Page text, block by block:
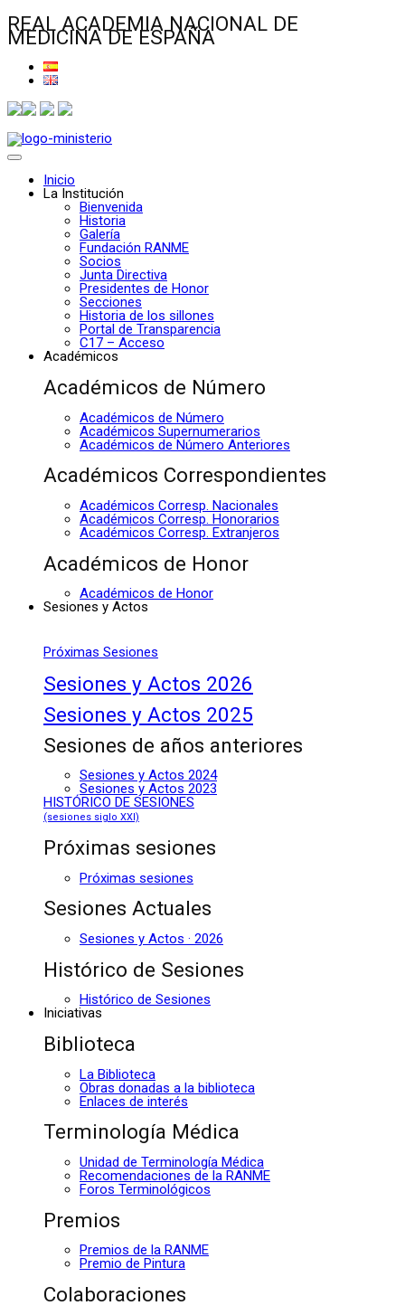
REAL ACADEMIA NACIONAL DE
MEDICINA DE ESPAÑA
Inicio
La Institución
Bienvenida
Historia
Galería
Fundación RANME
Socios
Junta Directiva
Presidentes de Honor
Secciones
Historia de los sillones
Portal de Transparencia
C17 – Acceso
Académicos
Académicos de Número
Académicos de Número
Académicos Supernumerarios
Académicos de Número Anteriores
Académicos Correspondientes
Académicos Corresp. Nacionales
Académicos Corresp. Honorarios
Académicos Corresp. Extranjeros
Académicos de Honor
Académicos de Honor
Sesiones y Actos
Próximas Sesiones
Sesiones y Actos 2026
Sesiones y Actos 2025
Sesiones de años anteriores
Sesiones y Actos 2024
Sesiones y Actos 2023
HISTÓRICO DE SESIONES
(sesiones siglo XXI)
Próximas sesiones
Próximas sesiones
Sesiones Actuales
Sesiones y Actos · 2026
Histórico de Sesiones
Histórico de Sesiones
Iniciativas
Biblioteca
La Biblioteca
Obras donadas a la biblioteca
Enlaces de interés
Terminología Médica
Unidad de Terminología Médica
Recomendaciones de la RANME
Foros Terminológicos
Premios
Premios de la RANME
Premio de Pintura
Colaboraciones